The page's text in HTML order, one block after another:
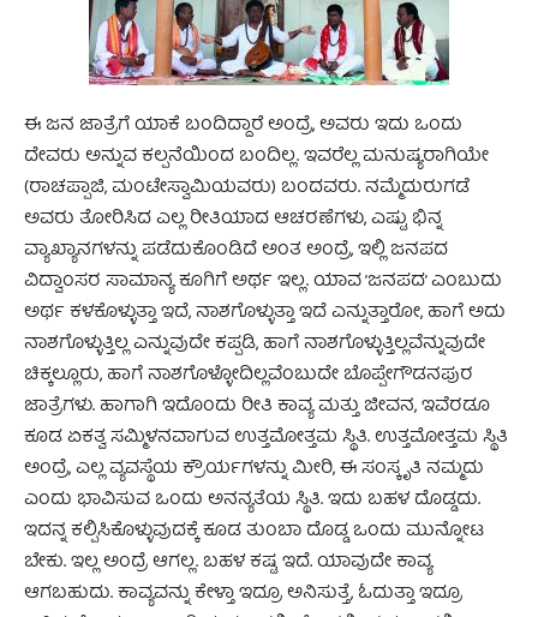
ಈ ಜನ ಜಾತ್ರೆಗೆ ಯಾಕೆ ಬಂದಿದ್ದಾರೆ ಅಂದ್ರೆ, ಅವರು ಇದು ಒಂದು
ದೇವರು ಅನ್ನುವ ಕಲ್ಪನೆಯಿಂದ ಬಂದಿಲ್ಲ. ಇವರೆಲ್ಲ ಮನುಷ್ಯರಾಗಿಯೇ
(ರಾಚಪ್ಪಾಜಿ, ಮಂಟೇಸ್ವಾಮಿಯವರು) ಬಂದವರು. ನಮ್ಮೆದುರುಗಡೆ
ಅವರು ತೋರಿಸಿದ ಎಲ್ಲ ರೀತಿಯಾದ ಆಚರಣೆಗಳು, ಎಷ್ಟು ಭಿನ್ನ
ವ್ಯಾಖ್ಯಾನಗಳನ್ನು ಪಡೆದುಕೊಂಡಿದೆ ಅಂತ ಅಂದ್ರೆ, ಇಲ್ಲಿ ಜನಪದ
ವಿದ್ವಾಂಸರ ಸಾಮಾನ್ಯ ಕೂಗಿಗೆ ಅರ್ಥ ಇಲ್ಲ. ಯಾವ ’ಜನಪದ’ ಎಂಬುದು
ಅರ್ಥ ಕಳಕೊಳ್ಳುತ್ತಾ ಇದೆ, ನಾಶಗೊಳ್ಳುತ್ತಾ ಇದೆ ಎನ್ನುತ್ತಾರೋ, ಹಾಗೆ ಅದು
ನಾಶಗೊಳ್ಳುತ್ತಿಲ್ಲ ಎನ್ನುವುದೇ ಕಪ್ಪಡಿ, ಹಾಗೆ ನಾಶಗೊಳ್ಳುತ್ತಿಲ್ಲವೆನ್ನುವುದೇ
ಚಿಕ್ಕಲ್ಲೂರು, ಹಾಗೆ ನಾಶಗೊಳ್ಳೋದಿಲ್ಲವೆಂಬುದೇ ಬೊಪ್ಪೇಗೌಡನಪುರ
ಜಾತ್ರೆಗಳು. ಹಾಗಾಗಿ ಇದೊಂದು ರೀತಿ ಕಾವ್ಯ ಮತ್ತು ಜೀವನ, ಇವೆರಡೂ
ಕೂಡ ಏಕತ್ವ ಸಮ್ಮಿಳನವಾಗುವ ಉತ್ತಮೋತ್ತಮ ಸ್ಥಿತಿ. ಉತ್ತಮೋತ್ತಮ ಸ್ಥಿತಿ
ಅಂದ್ರೆ, ಎಲ್ಲ ವ್ಯವಸ್ಥೆಯ ಕ್ರೌರ್ಯಗಳನ್ನು ಮೀರಿ, ಈ ಸಂಸ್ಕೃತಿ ನಮ್ಮದು
ಎಂದು ಭಾವಿಸುವ ಒಂದು ಅನನ್ಯತೆಯ ಸ್ಥಿತಿ. ಇದು ಬಹಳ ದೊಡ್ಡದು.
ಇದನ್ನ ಕಲ್ಪಿಸಿಕೊಳ್ಳುವುದಕ್ಕೆ ಕೂಡ ತುಂಬಾ ದೊಡ್ಡ ಒಂದು ಮುನ್ನೋಟ
ಬೇಕು. ಇಲ್ಲ ಅಂದ್ರೆ ಆಗಲ್ಲ. ಬಹಳ ಕಷ್ಟ ಇದೆ. ಯಾವುದೇ ಕಾವ್ಯ
ಆಗಬಹುದು. ಕಾವ್ಯವನ್ನು ಕೇಳ್ತಾ ಇದ್ರೂ ಅನಿಸುತ್ತೆ, ಓದುತ್ತಾ ಇದ್ರೂ